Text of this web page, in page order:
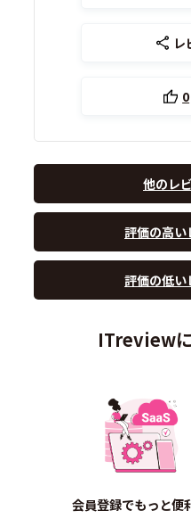
レ
0
他のレ
評価の高い
評価の低い
ITreview
会員登録でもっと便